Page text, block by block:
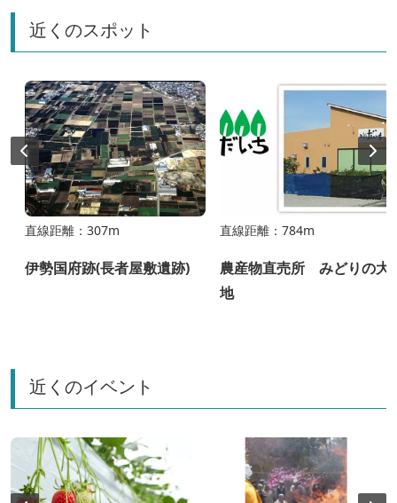
近くのスポット
直線距離：307m
伊勢国府跡(長者屋敷遺跡)
直線距離：784m
農産物直売所 みどりの大
地
近くのイベント